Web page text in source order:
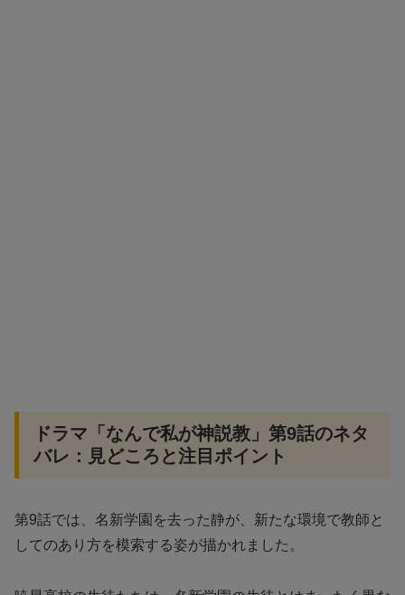
ドラマ「なんで私が神説教」第9話のネタ
バレ：見どころと注目ポイント
第9話では、名新学園を去った静が、新たな環境で教師と
してのあり方を模索する姿が描かれました。